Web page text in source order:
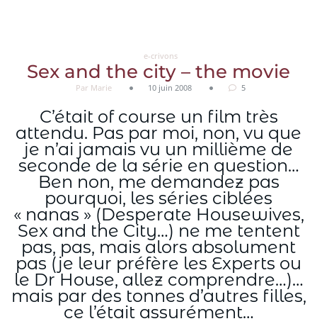
e-crivons
Sex and the city – the movie
Par Marie 10 juin 2008 5
C’était of course un film très
attendu. Pas par moi, non, vu que
je n’ai jamais vu un millième de
seconde de la série en question…
Ben non, me demandez pas
pourquoi, les séries ciblées
« nanas » (Desperate Housewives,
Sex and the City…) ne me tentent
pas, pas, mais alors absolument
pas (je leur préfère les Experts ou
le Dr House, allez comprendre…)…
mais par des tonnes d’autres filles,
ce l’était assurément…